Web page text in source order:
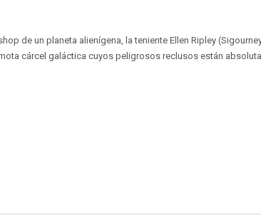
de un planeta alienígena, la teniente Ellen Ripley
cárcel galáctica cuyos peligrosos reclusos están